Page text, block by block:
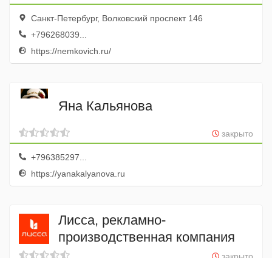
Санкт-Петербург, Волковский проспект 146
+796268039...
https://nemkovich.ru/
Яна Кальянова
закрыто
+796385297...
https://yanakalyanova.ru
Лисса, рекламно-
производственная компания